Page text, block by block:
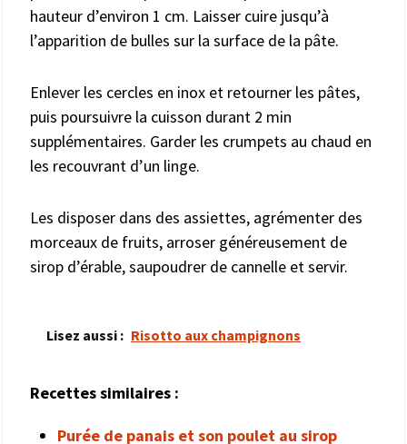
hauteur d’environ 1 cm. Laisser cuire jusqu’à
l’apparition de bulles sur la surface de la pâte.
Enlever les cercles en inox et retourner les pâtes,
puis poursuivre la cuisson durant 2 min
supplémentaires. Garder les crumpets au chaud en
les recouvrant d’un linge.
Les disposer dans des assiettes, agrémenter des
morceaux de fruits, arroser généreusement de
sirop d’érable, saupoudrer de cannelle et servir.
Lisez aussi : Risotto aux champignons
Recettes similaires :
Purée de panais et son poulet au sirop